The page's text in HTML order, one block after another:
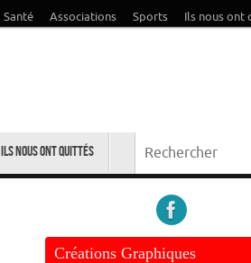
Santé Associations Sports Ils nous ont
Ils nous ont quittés
Créations Graphiques